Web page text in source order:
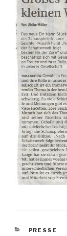
PRESSE